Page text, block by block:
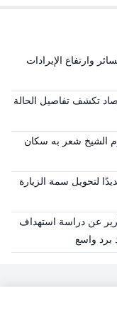
2025.. خفض الخسائر وارتفاع الإيرادات
الأرصاد تكشف تفاصيل الحالة
شرق شرم الشيخ شعر به سكان
لتحويل سمة الزيارة
عن دراسة استهداف
برد واسع